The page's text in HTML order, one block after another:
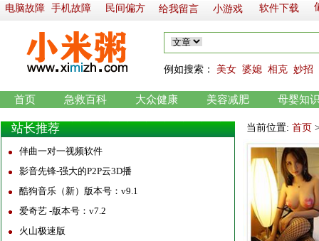
首页 急救百科 大众健康 美容减肥 母婴知
软件下载
小游戏
手机故障 民间偏方 给我留言
例如搜索： 美女 婆媳 相克 妙招
电脑故障
站长推荐
伴曲一对一视频软件
影音先锋-强大的P2P云3D播
酷狗音乐（新）版本号：v9.1
爱奇艺 -版本号：v7.2
火山极速版
当前位置: 首页